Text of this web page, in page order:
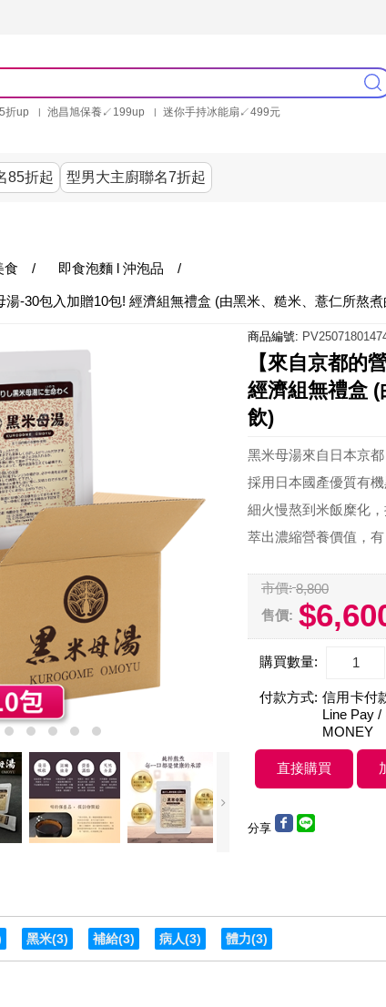
折up 池昌旭保養↙199up
迷你手持冰能扇↙499元
85折起 型男大主廚聯名7折起
食 / 即食泡麵 l 沖泡品 /
湯-30包入加贈10包! 經濟組無禮盒 (由黑米、糙米、薏仁所熬
商品編號:
【來自京都的
經濟組無禮盒
飲)
黑米母湯來自日本京都
採用日本國產優質有
細火慢熬到米飯糜化
萃出濃縮營養價值，
市價: 8,800
售價:
購買數量:
付款方式: 信用卡付
Line Pay
MONEY
分享
黑米(3) 補給(3) 病人(3) 體力(3)